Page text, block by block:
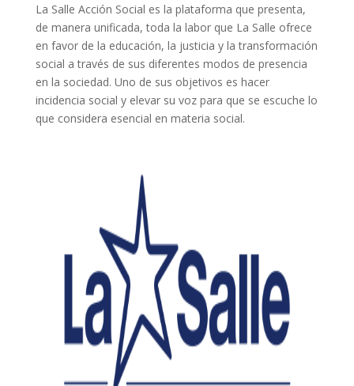
La Salle Acción Social es la plataforma que presenta,
de manera unificada, toda la labor que La Salle ofrece
en favor de la educación, la justicia y la transformación
social a través de sus diferentes modos de presencia
en la sociedad. Uno de sus objetivos es hacer
incidencia social y elevar su voz para que se escuche lo
que considera esencial en materia social.